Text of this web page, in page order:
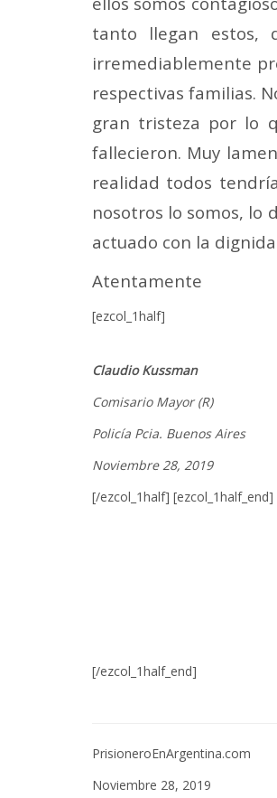
tanto llegan estos,
irremediablemente
respectivas familias.
gran tristeza por lo
fallecieron. Muy
realidad todos
nosotros lo somos, lo
actuado con la
Atentamente
[ezcol_1half]
Claudio Kussman
Comisario Mayor (R)
Policía Pcia. Buenos Aires
Noviembre 28, 2019
[/ezcol_1half] [ezcol_1half_end]
[/ezcol_1half_end]
PrisioneroEnArgentina.com
Noviembre 28, 2019